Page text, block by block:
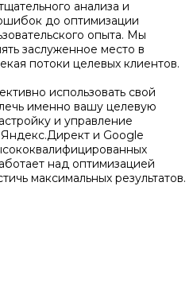
анализа и
до оптимизации
опыта. Мы
заслуженное место в
потоки целевых клиентов.
использовать свой
именно вашу целевую
и управление
и Google
над оптимизацией
максимальных результатов.